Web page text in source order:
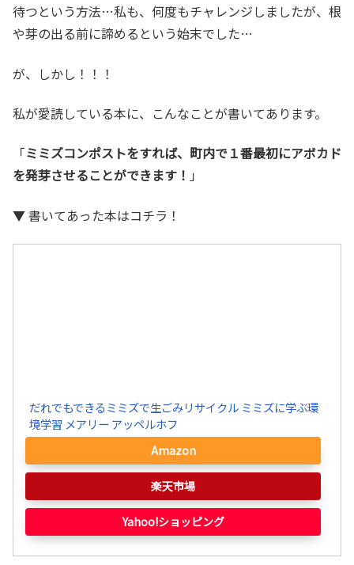
待つという方法…私も、何度もチャレンジしましたが、根
や芽の出る前に諦めるという始末でした…
が、しかし！！！
私が愛読している本に、こんなことが書いてあります。
「ミミズコンポストをすれば、町内で１番最初にアボカド
を発芽させることができます！ 」
▼ 書いてあった本はコチラ！
だれでもできるミミズで生ごみリサイクル ミミズに学ぶ環
境学習 メアリー アッペルホフ
Amazon
楽天市場
Yahoo!ショッピング